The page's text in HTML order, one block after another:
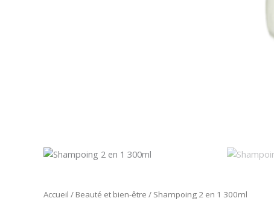
Accueil / Beauté et bien-être / Shampoing 2 en 1 300ml